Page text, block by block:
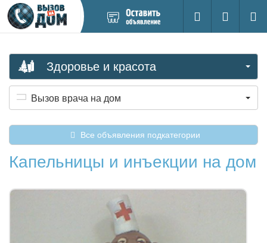
новое
Поиск
Вход на
Здоровье и красота
Вызов врача на дом
Все объявления подкатегории
Капельницы и инъекции на дом